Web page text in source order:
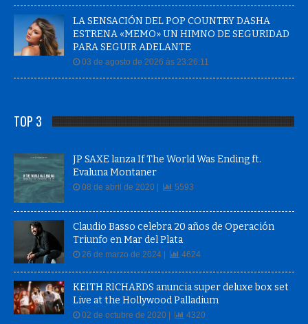
LA SENSACIÓN DEL POP COUNTRY DASHA
ESTRENA «MEMO» UN HIMNO DE SEGURIDAD
PARA SEGUIR ADELANTE
03 de agosto de 2026 às 23:26:11
TOP 3
JP SAXE lanza If The World Was Ending ft.
Evaluna Montaner
08 de abril de 2020 | 5593
Claudio Basso celebra 20 años de Operación
Triunfo en Mar del Plata
26 de marzo de 2024 | 4624
KEITH RICHARDS anuncia super deluxe box set
Live at the Hollywood Palladium
02 de octubre de 2020 | 4320